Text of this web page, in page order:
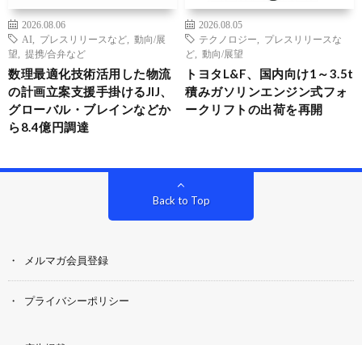
2026.08.06
AI
プレスリリースなど
動向/展
望
提携/合弁など
数理最適化技術活用した物流
の計画立案支援手掛けるJIJ、
グローバル・ブレインなどか
ら8.4億円調達
2026.08.05
テクノロジー
プレスリリースな
ど
動向/展望
トヨタL&F、国内向け1～3.5t
積みガソリンエンジン式フォ
ークリフトの出荷を再開
Back to Top
メルマガ会員登録
プライバシーポリシー